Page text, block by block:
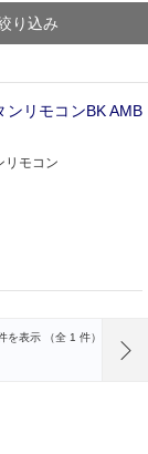
り込み
リモコンBK AMB
リモコン
を表示 （全 1 件）